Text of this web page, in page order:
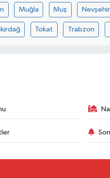
Muğla Muş Nevşehir
Tokat Trabzon